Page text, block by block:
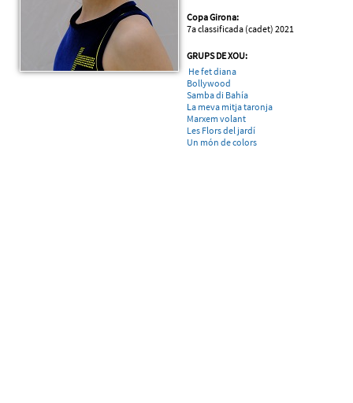
Copa Girona:
7a classificada (cadet) 2021
GRUPS DE XOU:
He fet diana
Bollywood
Samba di Bahía
La meva mitja taronja
Marxem volant
Les Flors del jardí
Un món de colors